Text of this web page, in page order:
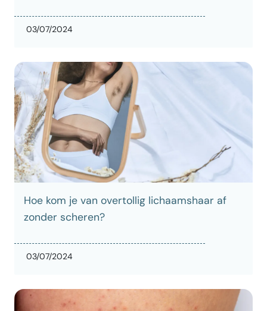
03/07/2024
Hoe kom je van overtollig lichaamshaar af
zonder scheren?
03/07/2024